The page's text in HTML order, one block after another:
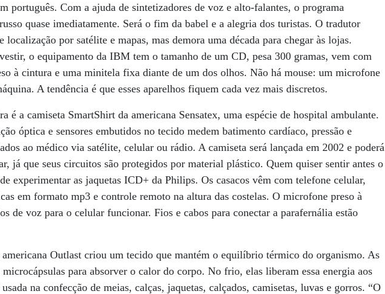
português. Com a ajuda de sintetizadores de voz e alto-falantes, o programa
quase imediatamente. Será o fim da babel e a alegria dos turistas. O tradutor
localização por satélite e mapas, mas demora uma década para chegar às lojas.
o equipamento da IBM tem o tamanho de um CD, pesa 300 gramas, vem com
à cintura e uma minitela fixa diante de um dos olhos. Não há mouse: um microfone
A tendência é que esses aparelhos fiquem cada vez mais discretos.
é a camiseta SmartShirt da americana Sensatex, uma espécie de hospital ambulante.
óptica e sensores embutidos no tecido medem batimento cardíaco, pressão e
ao médico via satélite, celular ou rádio. A camiseta será lançada em 2002 e poderá
já que seus circuitos são protegidos por material plástico. Quem quiser sentir antes o
experimentar as jaquetas ICD+ da Philips. Os casacos vêm com telefone celular,
em formato mp3 e controle remoto na altura das costelas. O microfone preso à
de voz para o celular funcionar. Fios e cabos para conectar a parafernália estão
Outlast criou um tecido que mantém o equilíbrio térmico do organismo. As
para absorver o calor do corpo. No frio, elas liberam essa energia aos
na confecção de meias, calças, jaquetas, calçados, camisetas, luvas e gorros. “O